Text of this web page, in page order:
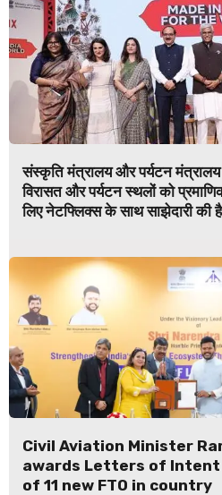
संस्कृति मंत्रालय और पर्यटन
विरासत और पर्यटन स्थलों को
लिए नेटफ्लिक्स के साथ साझेदारी की है
Civil Aviation Minister
awards Letters of
of 11 new FTO in country